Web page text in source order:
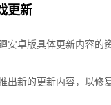
更新
安卓版具体更新内容的
出新的更新内容，以修